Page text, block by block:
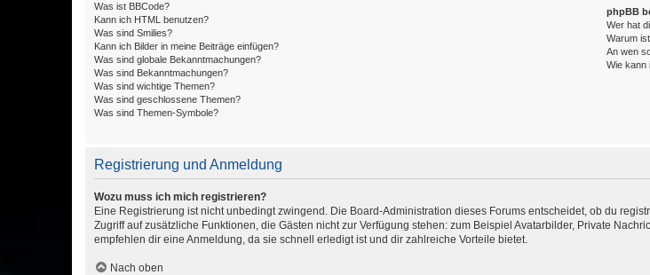
Was ist BBCode?
Kann ich HTML benutzen?
Was sind Smilies?
Kann ich Bilder in meine Beiträge einfügen?
Was sind globale Bekanntmachungen?
Was sind Bekanntmachungen?
Was sind wichtige Themen?
Was sind geschlossene Themen?
Was sind Themen-Symbole?
phpBB
Wer hat
Warum
An wen
Wie kann
Registrierung und Anmeldung
Wozu muss ich mich registrieren?
Eine Registrierung ist nicht unbedingt zwingend. Die Board-Administration dieses Forums entscheidet, ob du
Zugriff auf zusätzliche Funktionen, die Gästen nicht zur Verfügung stehen: zum Beispiel Avatarbilder, Private
empfehlen dir eine Anmeldung, da sie schnell erledigt ist und dir zahlreiche Vorteile bietet.
Nach oben